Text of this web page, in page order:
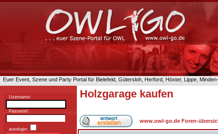
Euer Event, Szene und Party Portal für Bielefeld, Gütersloh, Herford, Höxter, Lippe,
Username:
Passwort:
autologin:
Holzgarage kaufen
www.owl-go.de Foren-